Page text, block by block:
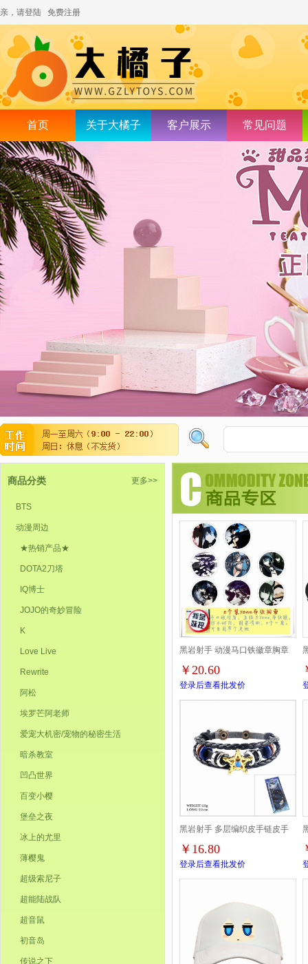
亲，请登陆 免费注册
首页 关于大橘子 客户展示 常见问题
商品分类 更多>>
BTS
动漫周边
★热销产品★
DOTA2刀塔
IQ博士
JOJO的奇妙冒险
K
Love Live
Rewrite
阿松
埃罗芒阿老师
爱宠大机密/宠物的秘密生活
暗杀教室
凹凸世界
百变小樱
堡垒之夜
冰上的尤里
薄樱鬼
超级索尼子
超能陆战队
超音鼠
初音岛
传说之下
黑岩射手 动漫马口铁徽章胸章
圆形布纹胸针 8款一套 58MM
￥20.60
登录后查看批发价
黑岩射手 多层编织皮手链皮手
环 22CM 22G
￥16.80
登录后查看批发价